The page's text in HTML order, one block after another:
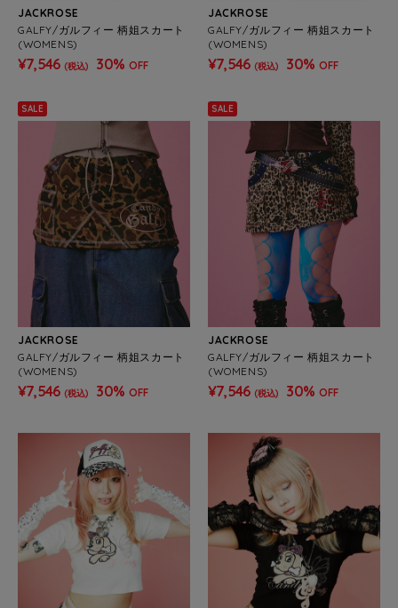
JACKROSE
GALFY/ガルフィー 柄姐スカート
(WOMENS)
¥7,546 (税込) 30% OFF
JACKROSE
GALFY/ガルフィー 柄姐スカート
(WOMENS)
¥7,546 (税込) 30% OFF
SALE
JACKROSE
GALFY/ガルフィー 柄姐スカート
(WOMENS)
¥7,546 (税込) 30% OFF
SALE
JACKROSE
GALFY/ガルフィー 柄姐スカート
(WOMENS)
¥7,546 (税込) 30% OFF